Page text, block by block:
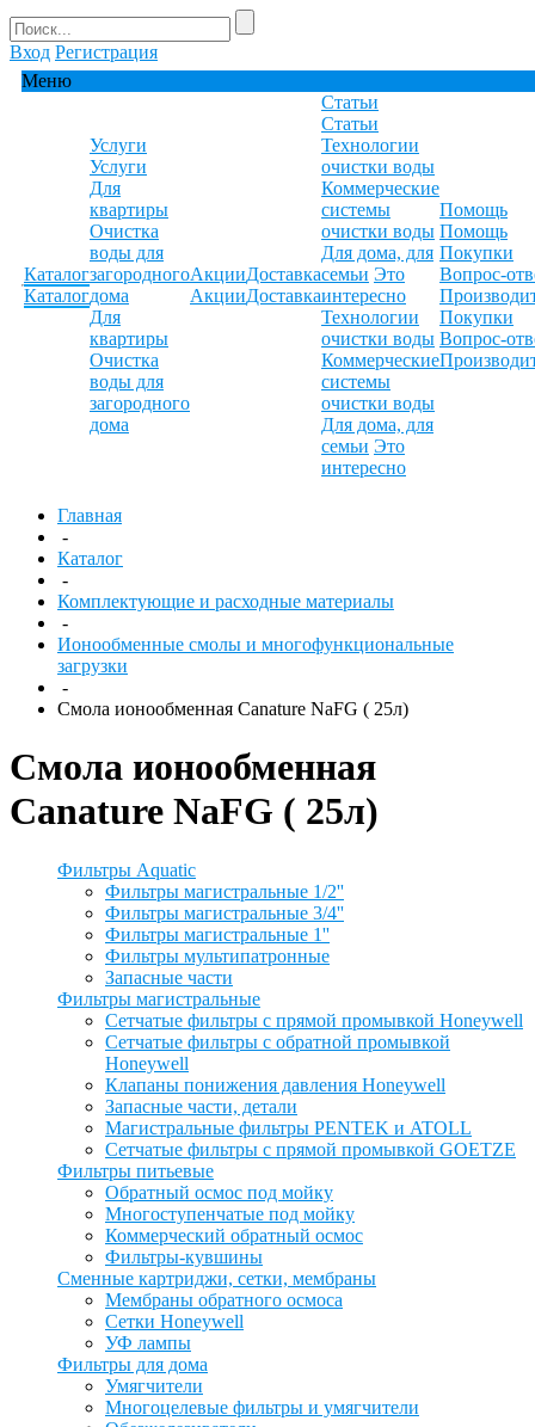
Вход Регистрация
Меню
Каталог
Каталог
Услуги
Услуги
Для
квартиры
Очистка
воды для
загородного
дома
Для
квартиры
Очистка
воды для
загородного
дома
Акции
Акции
Доставка
Доставка
Статьи
Статьи
Технологии
очистки воды
Коммерческие
системы
очистки воды
Для дома, для
семьи Это
интересно
Технологии
очистки воды
Коммерческие
системы
очистки воды
Для дома, для
семьи Это
интересно
Помощь
Помощь
Покупки
Вопрос-
Покупки
Вопрос-
Главная
-
Каталог
-
Комплектующие и расходные материалы
-
Ионообменные смолы и многофункциональные
загрузки
-
Смола ионообменная Canature NaFG ( 25л)
Смола ионообменная
Canature NaFG ( 25л)
Фильтры Aquatic
Фильтры магистральные 1/2''
Фильтры магистральные 3/4''
Фильтры магистральные 1''
Фильтры мультипатронные
Запасные части
Фильтры магистральные
Сетчатые фильтры с прямой промывкой Honeywell
Сетчатые фильтры с обратной промывкой
Honeywell
Клапаны понижения давления Honeywell
Запасные части, детали
Магистральные фильтры PENTEK и ATOLL
Сетчатые фильтры с прямой промывкой GOETZE
Фильтры питьевые
Обратный осмос под мойку
Многоступенчатые под мойку
Коммерческий обратный осмос
Фильтры-кувшины
Сменные картриджи, сетки, мембраны
Мембраны обратного осмоса
Сетки Honeywell
УФ лампы
Фильтры для дома
Умягчители
Многоцелевые фильтры и умягчители